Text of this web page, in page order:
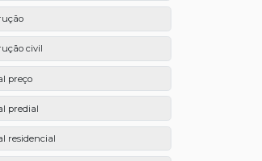
civil
preço
predial
residencial